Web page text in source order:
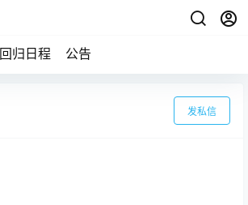
回归日程 公告
发私信